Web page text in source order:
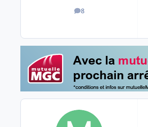
8
messages